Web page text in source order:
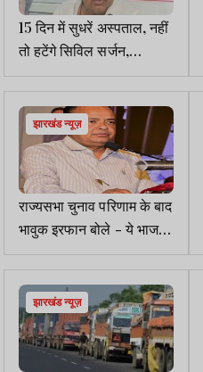
15 दिन में सुधरें अस्पताल, नहीं
तो हटेंगे सिविल सर्जन,
राज्यसभा हार पर भी गरजे
इरफान
झारखंड न्यूज़
राज्यसभा चुनाव परिणाम के बाद
भावुक इरफान बोले - ये भाजपा
के धनबल की साजिश
झारखंड न्यूज़